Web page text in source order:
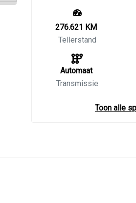
276.621 KM
Tellerstand
Automaat
Transmissie
Toon alle